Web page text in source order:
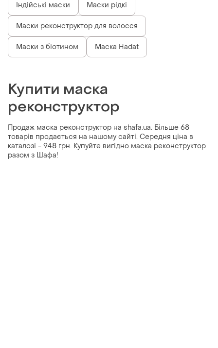
Індійські маски Маски рідкі
Маски реконструктор для волосся
Маски з біотином Маска Hadat
Купити маска
реконструктор
Продаж маска реконструктор на shafa.ua. Більше 68
товарів продається на нашому сайті. Середня ціна в
каталозі - 948 грн. Купуйте вигідно маска реконструктор
разом з Шафа!